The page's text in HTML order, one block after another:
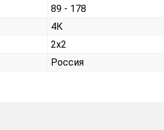
89 - 178
4К
2x2
Россия